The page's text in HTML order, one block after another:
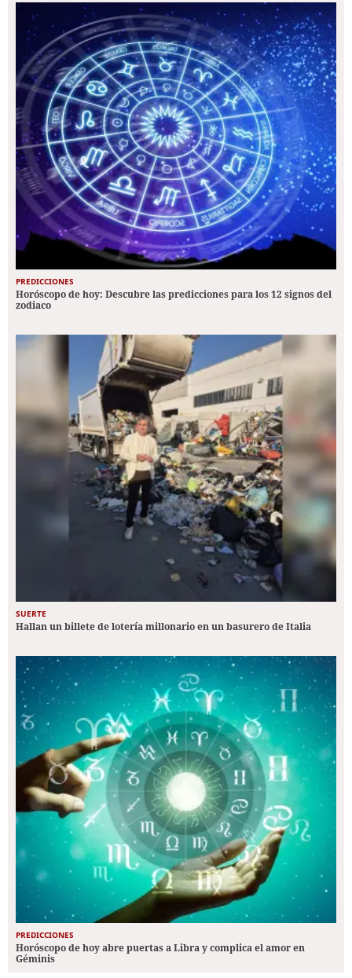
PREDICCIONES
Horóscopo de hoy: Descubre las predicciones para los 12 signos del
zodiaco
SUERTE
Hallan un billete de lotería millonario en un basurero de Italia
PREDICCIONES
Horóscopo de hoy abre puertas a Libra y complica el amor en
Géminis